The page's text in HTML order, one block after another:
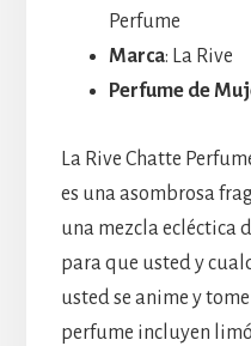
Perfume
Marca: La Rive
Perfume de
La Rive Chatte
es una asombrosa
una mezcla ecléctica
para que usted y
usted se anime y
perfume incluyen